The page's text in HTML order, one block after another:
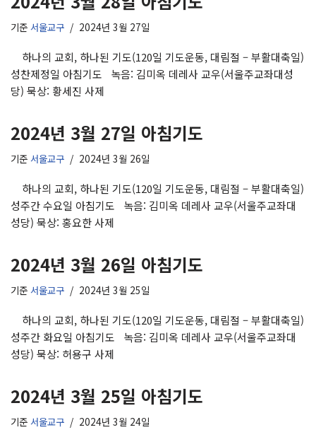
기준 서울교구 2024년 3월 27일
하나의 교회, 하나된 기도(120일 기도운동, 대림절 – 부활대축일)
성찬제정일 아침기도 녹음: 김미옥 데레사 교우(서울주교좌대성
당) 묵상: 황세진 사제
2024년 3월 27일 아침기도
기준 서울교구 2024년 3월 26일
하나의 교회, 하나된 기도(120일 기도운동, 대림절 – 부활대축일)
성주간 수요일 아침기도 녹음: 김미옥 데레사 교우(서울주교좌대
성당) 묵상: 홍요한 사제
2024년 3월 26일 아침기도
기준 서울교구 2024년 3월 25일
하나의 교회, 하나된 기도(120일 기도운동, 대림절 – 부활대축일)
성주간 화요일 아침기도 녹음: 김미옥 데레사 교우(서울주교좌대
성당) 묵상: 허용구 사제
2024년 3월 25일 아침기도
기준 서울교구 2024년 3월 24일